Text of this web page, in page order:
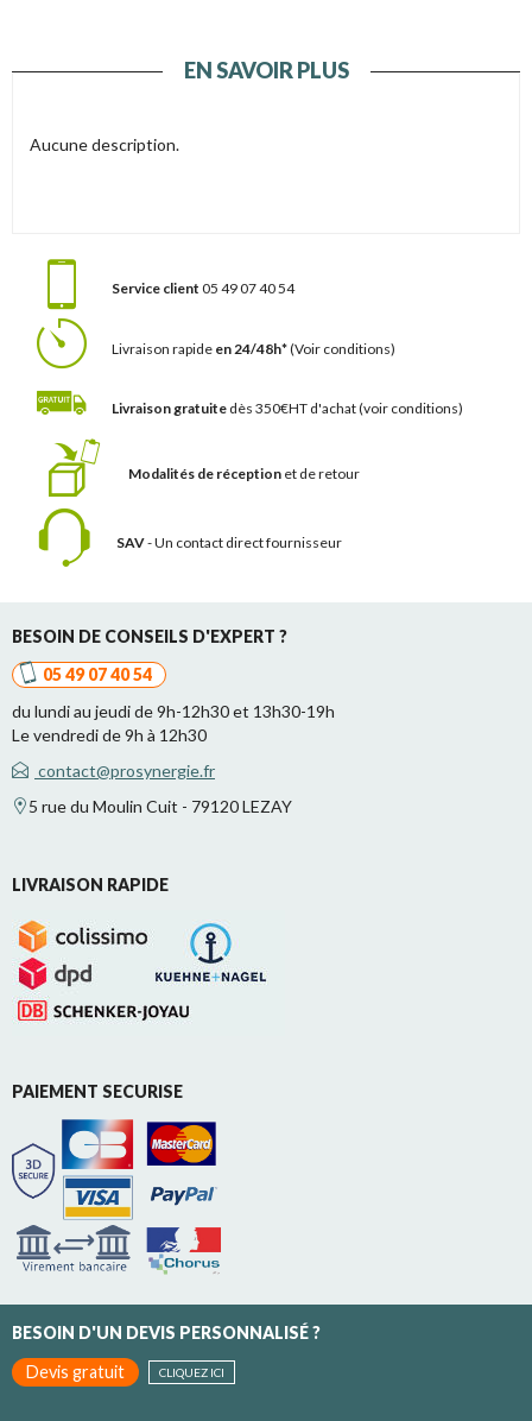
EN SAVOIR PLUS
Aucune description.
Service client 05 49 07 40 54
Livraison rapide en 24/48h*(Voir conditions)
Livraison gratuite dès 350€HT d'achat(voir conditions)
Modalités de réception et de retour
SAV- Un contact direct fournisseur
BESOIN DE CONSEILS D'EXPERT ?
05 49 07 40 54
du lundi au jeudi de 9h-12h30 et 13h30-19h
Le vendredi de 9h à 12h30
contact@prosynergie.fr
5 rue du Moulin Cuit - 79120 LEZAY
LIVRAISON RAPIDE
PAIEMENT SECURISE
BESOIN D'UN DEVIS PERSONNALISÉ ?
Devis gratuit
CLIQUEZ ICI